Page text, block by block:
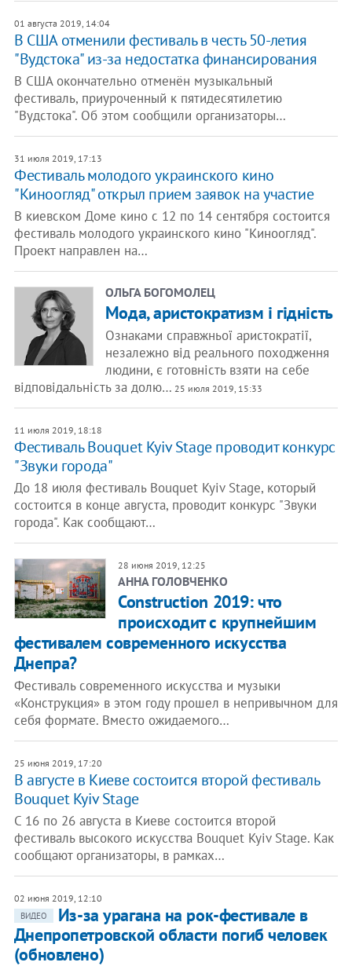
01 августа 2019, 14:04
В США отменили фестиваль в честь 50-летия
"Вудстока" из-за недостатка финансирования
В США окончательно отменён музыкальный
фестиваль, приуроченный к пятидесятилетию
"Вудстока". Об этом сообщили организаторы…
31 июля 2019, 17:13
Фестиваль молодого украинского кино
"Киноогляд" открыл прием заявок на участие
В киевском Доме кино с 12 по 14 сентября состоится
фестиваль молодого украинского кино "Киноогляд".
Проект направлен на…
ОЛЬГА БОГОМОЛЕЦ
Мода, аристократизм і гідність
Ознаками справжньої аристократії,
незалежно від реального походження
людини, є готовність взяти на себе
відповідальність за долю… 25 июля 2019, 15:33
11 июля 2019, 18:18
Фестиваль Bouquet Kyiv Stage проводит конкурс
"Звуки города"
До 18 июля фестиваль Bouquet Kyiv Stage, который
состоится в конце августа, проводит конкурс "Звуки
города". Как сообщают…
28 июня 2019, 12:25
АННА ГОЛОВЧЕНКО
​Construction 2019: что
происходит с крупнейшим
фестивалем современного искусства
Днепра?
Фестиваль современного искусства и музыки
«Конструкция» в этом году прошел в непривычном для
себя формате. Вместо ожидаемого…
25 июня 2019, 17:20
В августе в Киеве состоится второй фестиваль
Bouquet Kyiv Stage
С 16 по 26 августа в Киеве состоится второй
фестиваль высокого искусства Bouquet Kyiv Stage. Как
сообщают организаторы, в рамках…
02 июня 2019, 12:10
ВИДЕО
Из-за урагана на рок-фестивале в
Днепропетровской области погиб человек
(обновлено)